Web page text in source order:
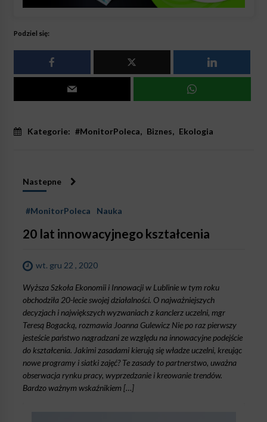
Podziel się:
Kategorie: #MonitorPoleca, Biznes, Ekologia
Nastepne
#MonitorPoleca Nauka
20 lat innowacyjnego kształcenia
wt. gru 22 , 2020
Wyższa Szkoła Ekonomii i Innowacji w Lublinie w tym roku
obchodziła 20-lecie swojej działalności. O najważniejszych
decyzjach i największych wyzwaniach z kanclerz uczelni, mgr
Teresą Bogacką, rozmawia Joanna Gulewicz Nie po raz pierwszy
jesteście państwo nagradzani ze względu na innowacyjne podejście
do kształcenia. Jakimi zasadami kierują się władze uczelni, kreując
nowe programy i siatki zajęć? Te zasady to partnerstwo, uważna
obserwacja rynku pracy, wyprzedzanie i kreowanie trendów.
Bardzo ważnym wskaźnikiem […]